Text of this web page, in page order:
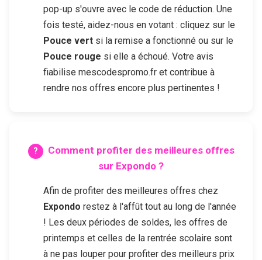
pop-up s'ouvre avec le code de réduction. Une
fois testé, aidez-nous en votant : cliquez sur le
Pouce vert si la remise a fonctionné ou sur le
Pouce rouge si elle a échoué. Votre avis
fiabilise mescodespromo.fr et contribue à
rendre nos offres encore plus pertinentes !
Comment profiter des meilleures offres
sur Expondo ?
Afin de profiter des meilleures offres chez
Expondo restez à l'affût tout au long de l'année
! Les deux périodes de soldes, les offres de
printemps et celles de la rentrée scolaire sont
à ne pas louper pour profiter des meilleurs prix